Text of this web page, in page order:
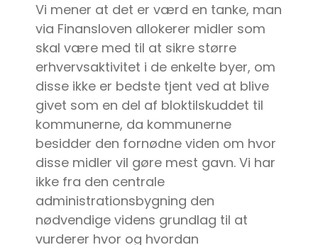
Vi mener at det er værd en tanke, man
via Finansloven allokerer midler som
skal være med til at sikre større
erhvervsaktivitet i de enkelte byer, om
disse ikke er bedste tjent ved at blive
givet som en del af bloktilskuddet til
kommunerne, da kommunerne
besidder den fornødne viden om hvor
disse midler vil gøre mest gavn. Vi har
ikke fra den centrale
administrationsbygning den
nødvendige videns grundlag til at
vurderer hvor og hvordan